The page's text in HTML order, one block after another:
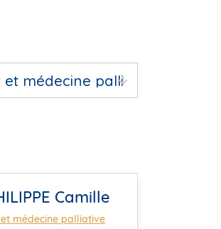
Camille
médecine palliative